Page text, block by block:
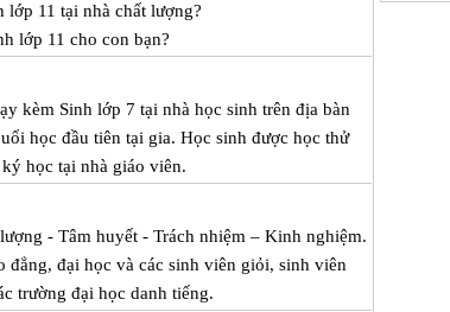
lớp 11 tại nhà chất lượng?
lớp 11 cho con bạn?
kèm Sinh lớp 7 tại nhà học sinh trên địa bàn
học đầu tiên tại gia. Học sinh được học thử
học tại nhà giáo viên.
- Tâm huyết - Trách nhiệm – Kinh nghiệm.
đẳng, đại học và các sinh viên giỏi, sinh viên
trường đại học danh tiếng.